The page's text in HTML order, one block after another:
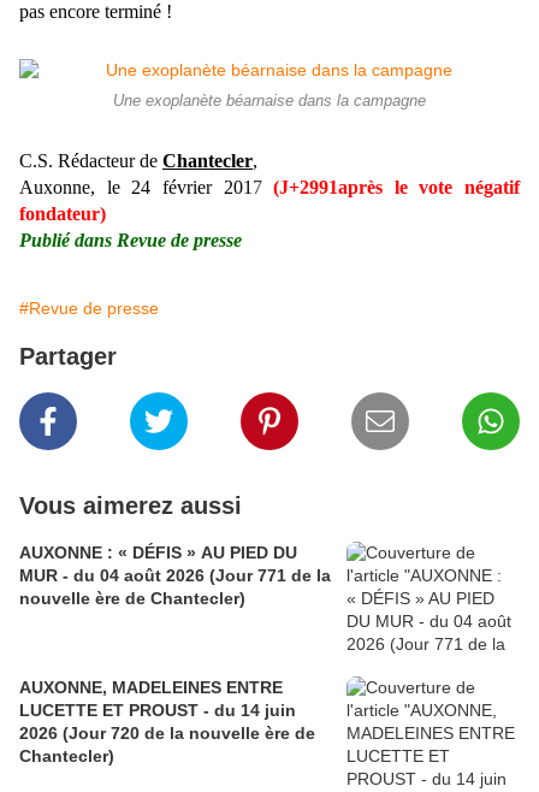
pas encore terminé !
Une exoplanète béarnaise dans la campagne
C.S. Rédacteur de Chantecler,
Auxonne, le 24 février 201 7(J+2991après le vote négatif
fondateur)
Publié dans Revue de presse
#Revue de presse
Partager
Vous aimerez aussi
AUXONNE : « DÉFIS » AU PIED DU
MUR - du 04 août 2026 (Jour 771 de la
nouvelle ère de Chantecler)
AUXONNE, MADELEINES ENTRE
LUCETTE ET PROUST - du 14 juin
2026 (Jour 720 de la nouvelle ère de
Chantecler)